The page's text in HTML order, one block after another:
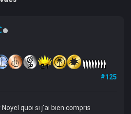
#125
quoi si j'ai bien compris